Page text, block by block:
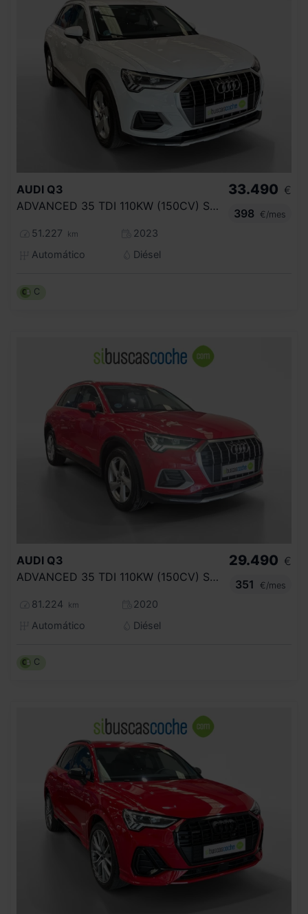
AUDI Q3
ADVANCED 35 TDI 110KW (150CV) S TRONIC
51.227 km
2023
Automático
Diésel
33.490 €
398
€/mes
C
AUDI Q3
ADVANCED 35 TDI 110KW (150CV) S TRONIC
81.224 km
2020
Automático
Diésel
29.490 €
351
€/mes
C